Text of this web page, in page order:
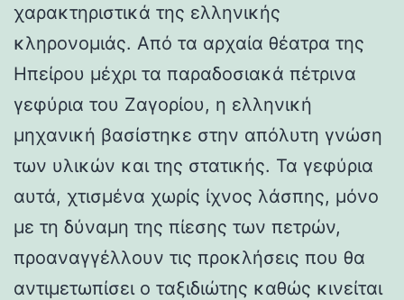
χαρακτηριστικά της ελληνικής
κληρονομιάς. Από τα αρχαία θέατρα της
Ηπείρου μέχρι τα παραδοσιακά πέτρινα
γεφύρια του Ζαγορίου, η ελληνική
μηχανική βασίστηκε στην απόλυτη γνώση
των υλικών και της στατικής. Τα γεφύρια
αυτά, χτισμένα χωρίς ίχνος λάσπης, μόνο
με τη δύναμη της πίεσης των πετρών,
προαναγγέλλουν τις προκλήσεις που θα
αντιμετωπίσει ο ταξιδιώτης καθώς κινείται